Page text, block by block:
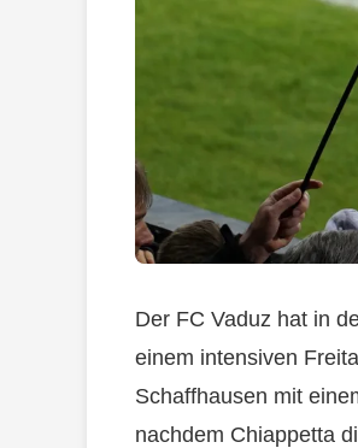
Der FC Vaduz hat in
einem intensiven
Schaffhausen mit
nachdem Chiappetta